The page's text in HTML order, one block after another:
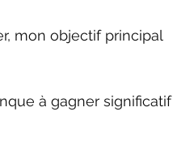
mon objectif principal
à gagner significatif